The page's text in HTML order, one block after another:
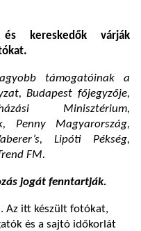
kereskedők várják
támogatóinak a
Budapest főjegyzője,
Minisztérium,
Penny Magyarország,
Lipóti Pékség,
FM.
jogát fenntartják.
Az itt készült fotókat,
és a sajtó időkorlát